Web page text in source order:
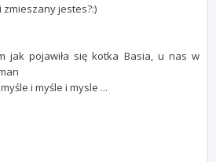
jestes?:)
jak pojawiła się kotka Basia, u nas w
i myśle i mysle ...